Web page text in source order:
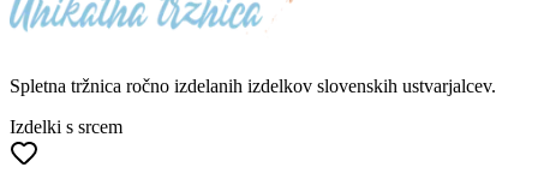
Spletna tržnica ročno izdelanih izdelkov slovenskih ustvarjalcev.
Izdelki s srcem